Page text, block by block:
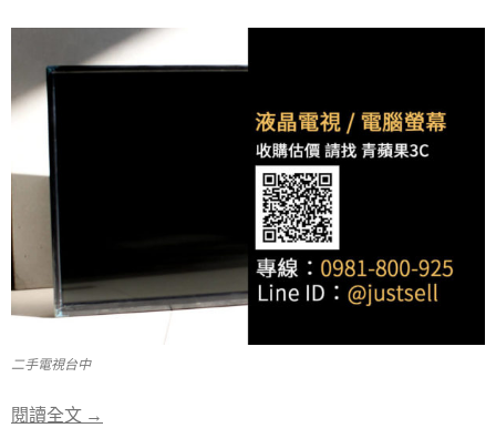
二手電視台中
閱讀全文 怎麼賣掉二手電視? 二手電視收購價格如何查詢?
→